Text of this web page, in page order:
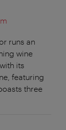
runs an
wine
its
featuring
three